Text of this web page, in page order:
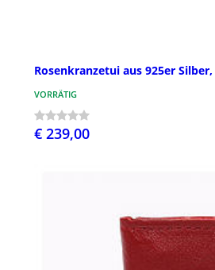
Rosenkranzetui aus 925er
VORRÄTIG
€ 239,00